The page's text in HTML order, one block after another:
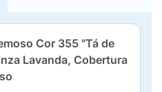
Cor 355 "Tá de
Lavanda, Cobertura